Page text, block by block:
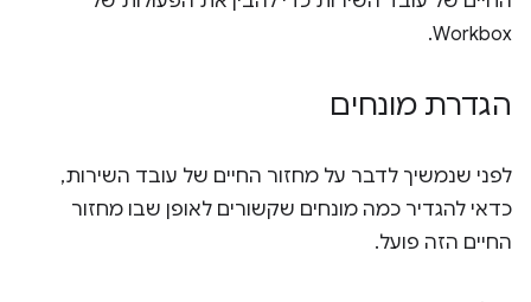
Workbox.
הגדרת מונחים
לפני שנמשיך לדבר על מחזור החיים של עובד השירות,
כדאי להגדיר כמה מונחים שקשורים לאופן שבו מחזור
החיים הזה פועל.